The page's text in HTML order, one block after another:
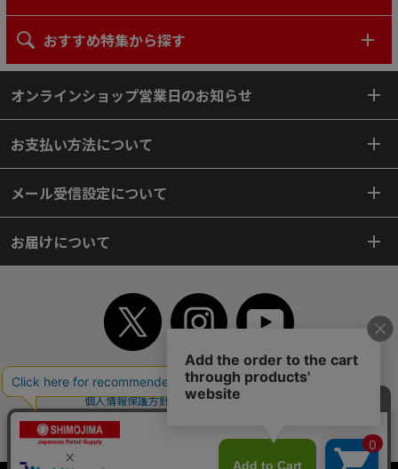
おすすめ特集から探す
オンラインショップ営業日のお知らせ
お支払い方法について
メール受信設定について
お届けについて
TOP 初めてご利用のお客様へ ご利用案内
ご利用規約
個人情報保護方針
特定商取引法
よくあるご質問
サイトマップ
WEBカタログ 英語版TOP